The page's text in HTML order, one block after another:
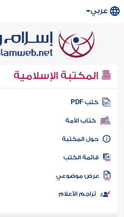
عربي
المكتبة الإسلامية
كتب PDF
كتاب الأمة
المكتبة
الكتب
موضوعي